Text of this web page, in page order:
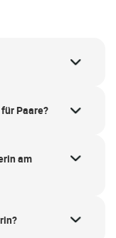
Paare?
am